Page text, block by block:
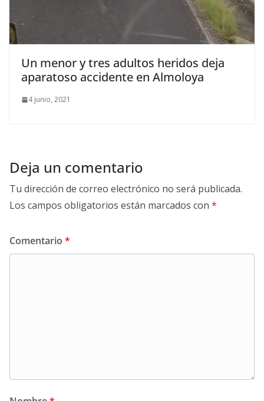
Un menor y tres adultos heridos deja
aparatoso accidente en Almoloya
4 junio, 2021
Deja un comentario
Tu dirección de correo electrónico no será publicada.
Los campos obligatorios están marcados con *
Comentario *